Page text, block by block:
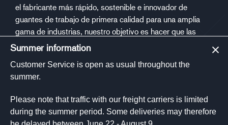
el fabricante más rápido, sostenible e innovador de
guantes de trabajo de primera calidad para una amplia
gama de industrias, nuestro objetivo es hacer que las
personas estén más seguras y saludables en el trabajo.
Medios de comunicación social
Summer information
Customer Service is open as usual throughout the
summer.
Please note that traffic with our freight carriers is limited
during the summer period. Some deliveries may therefore